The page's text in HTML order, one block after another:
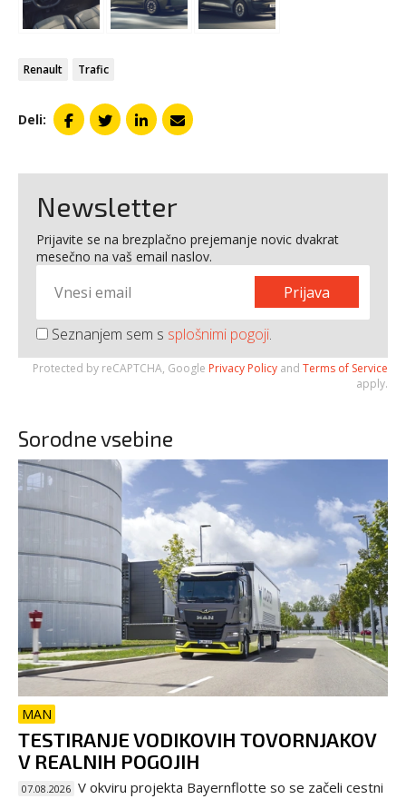
Renault Trafic
Deli:
Newsletter
Prijavite se na brezplačno prejemanje novic dvakrat
mesečno na vaš email naslov.
Prijava
Seznanjem sem s splošnimi pogoji.
Protected by reCAPTCHA, Google Privacy Policy and Terms of Service
apply.
Sorodne vsebine
MAN
TESTIRANJE VODIKOVIH TOVORNJAKOV
V REALNIH POGOJIH
07.08.2026 V okviru projekta Bayernflotte so se začeli cestni